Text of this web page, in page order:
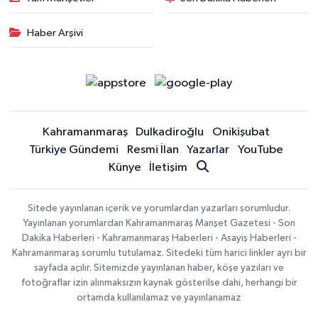
Haber Arşivi
Kahramanmaraş Dulkadiroğlu
Onikişubat
Türkiye Gündemi
Resmi İlan Yazarlar
YouTube
Künye
İletişim
Sitede yayınlanan içerik ve yorumlardan yazarları sorumludur.
Yayınlanan yorumlardan Kahramanmaraş Manşet Gazetesi - Son
Dakika Haberleri - Kahramanmaraş Haberleri - Asayiş Haberleri -
Kahramanmaraş sorumlu tutulamaz. Sitedeki tüm harici linkler ayrı bir
sayfada açılır. Sitemizde yayınlanan haber, köşe yazıları ve
fotoğraflar izin alınmaksızın kaynak gösterilse dahi, herhangi bir
ortamda kullanılamaz ve yayınlanamaz